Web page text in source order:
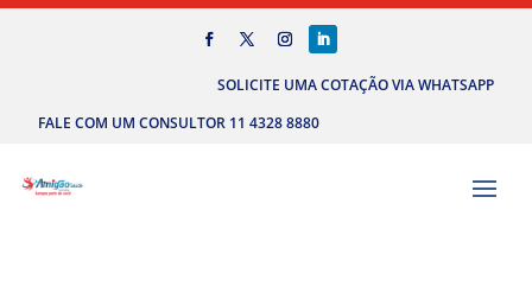
SOLICITE UMA COTAÇÃO VIA WHATSAPP
FALE COM UM CONSULTOR 11 4328 8880